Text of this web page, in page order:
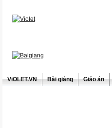
ViOLET.VN Bài giảng Giáo án